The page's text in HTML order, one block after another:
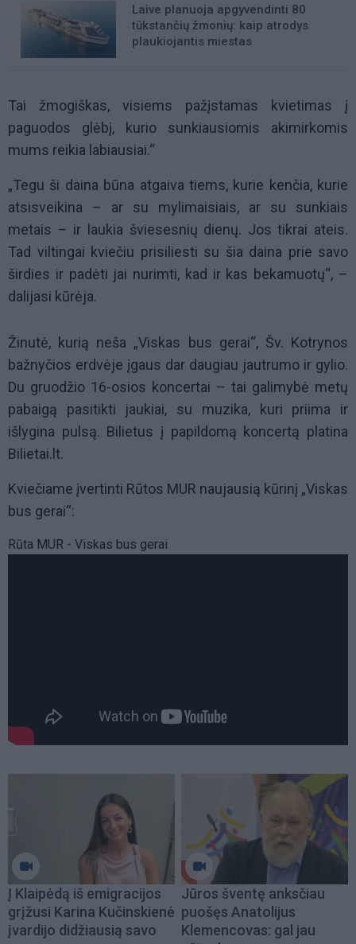
Laive planuoja apgyvendinti 80
tūkstančių žmonių: kaip atrodys
plaukiojantis miestas
Tai žmogiškas, visiems pažįstamas kvietimas į
paguodos glėbį, kurio sunkiausiomis akimirkomis
mums reikia labiausiai.“
„Tegu ši daina būna atgaiva tiems, kurie kenčia, kurie
atsisveikina – ar su mylimaisiais, ar su sunkiais
metais – ir laukia šviesesnių dienų. Jos tikrai ateis.
Tad viltingai kviečiu prisiliesti su šia daina prie savo
širdies ir padėti jai nurimti, kad ir kas bekamuotų“, –
dalijasi kūrėja.
Žinutė, kurią neša „Viskas bus gerai“, Šv. Kotrynos
bažnyčios erdvėje įgaus dar daugiau jautrumo ir gylio.
Du gruodžio 16-osios koncertai – tai galimybė metų
pabaigą pasitikti jaukiai, su muzika, kuri priima ir
išlygina pulsą. Bilietus į papildomą koncertą platina
Bilietai.lt.
Kviečiame įvertinti Rūtos MUR naujausią kūrinį „Viskas
bus gerai“:
Rūta MUR - Viskas bus gerai
Į Klaipėdą iš emigracijos
grįžusi Karina Kučinskienė
įvardijo didžiausią savo
Jūros šventę anksčiau
puošęs Anatolijus
Klemencovas: gal jau